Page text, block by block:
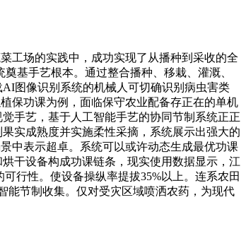
工场的实践中，成功实现了从播种到采收的全
基手艺根本。通过整合播种、移栽、灌溉、
图像识别系统的机械人可切确识别病虫害类
保功课为例，面临保守农业配备存正在的单机
手艺，基于人工智能手艺的协同节制系统正正
实成熟度并实施柔性采摘，系统展示出强大的
中表示超卓。系统可以或许动态生成最优功课
干设备构成功课链条，现实使用数据显示，江
行性。使设备操纵率提拔35%以上。连系农田
能节制收集。仅对受灾区域喷洒农药，为现代